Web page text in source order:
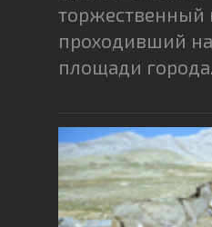
торжественный
проходивший
площади города.